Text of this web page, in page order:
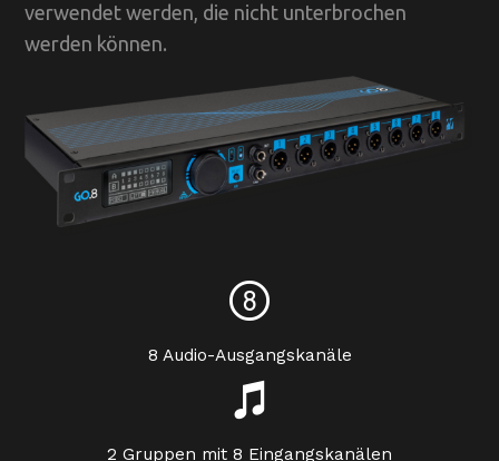
verwendet werden, die nicht unterbrochen
werden können.
8 Audio-Ausgangskanäle
2 Gruppen mit 8 Eingangskanälen